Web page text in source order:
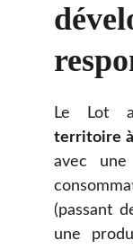
Le Lot
territoire
avec
(passant
une